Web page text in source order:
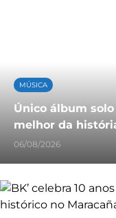
MÚSICA
Único álbum
melhor da
06/08/2026